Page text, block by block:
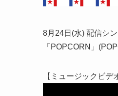
8月24日(水) 配信シ
「POPCORN」
【ミュージックビデ